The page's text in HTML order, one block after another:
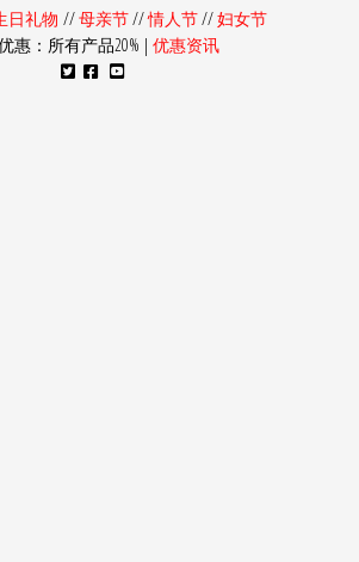
日礼物 //母亲节//情人节//妇女节
惠：所有产品20% | 优惠资讯